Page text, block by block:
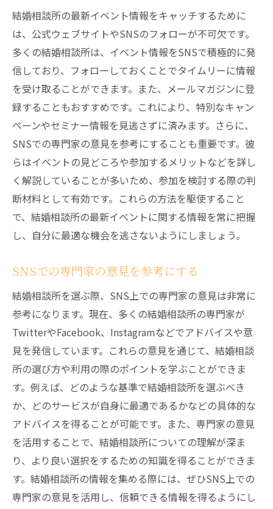
結婚相談所の最新イベント情報をキャッチするために
は、公式ウェブサイトやSNSのフォローが不可欠です。
多くの結婚相談所は、イベント情報をSNSで積極的に発
信しており、フォローしておくことでタイムリーに情報
を受け取ることができます。また、メールマガジンに登
録することもおすすめです。これにより、特別なキャン
ペーンやセミナー情報を見逃さずに済みます。さらに、
SNSでの専門家の意見を参考にすることも重要です。彼
らはイベントの見どころや参加するメリットなどを詳し
く解説していることが多いため、参加を検討する際の判
断材料として有効です。これらの方法を駆使すること
で、結婚相談所の最新イベントに関する情報を常に把握
し、自分に最適な機会を逃さないようにしましょう。
SNSでの専門家の意見を参考にする
結婚相談所を選ぶ際、SNS上での専門家の意見は非常に
参考になります。現在、多くの結婚相談所の専門家が
TwitterやFacebook、Instagramなどでアドバイスや意
見を発信しています。これらの意見を通じて、結婚相談
所の選び方や利用の際のポイントを学ぶことができま
す。例えば、どのような基準で結婚相談所を選ぶべき
か、どのサービスが自身に最適であるかなどの具体的な
アドバイスを得ることが可能です。また、専門家の意見
を活用することで、結婚相談所についての理解が深ま
り、より良い選択をするための知識を得ることができま
す。結婚相談所の情報を集める際には、ぜひSNS上での
専門家の意見を活用し、信頼できる情報を得るようにし